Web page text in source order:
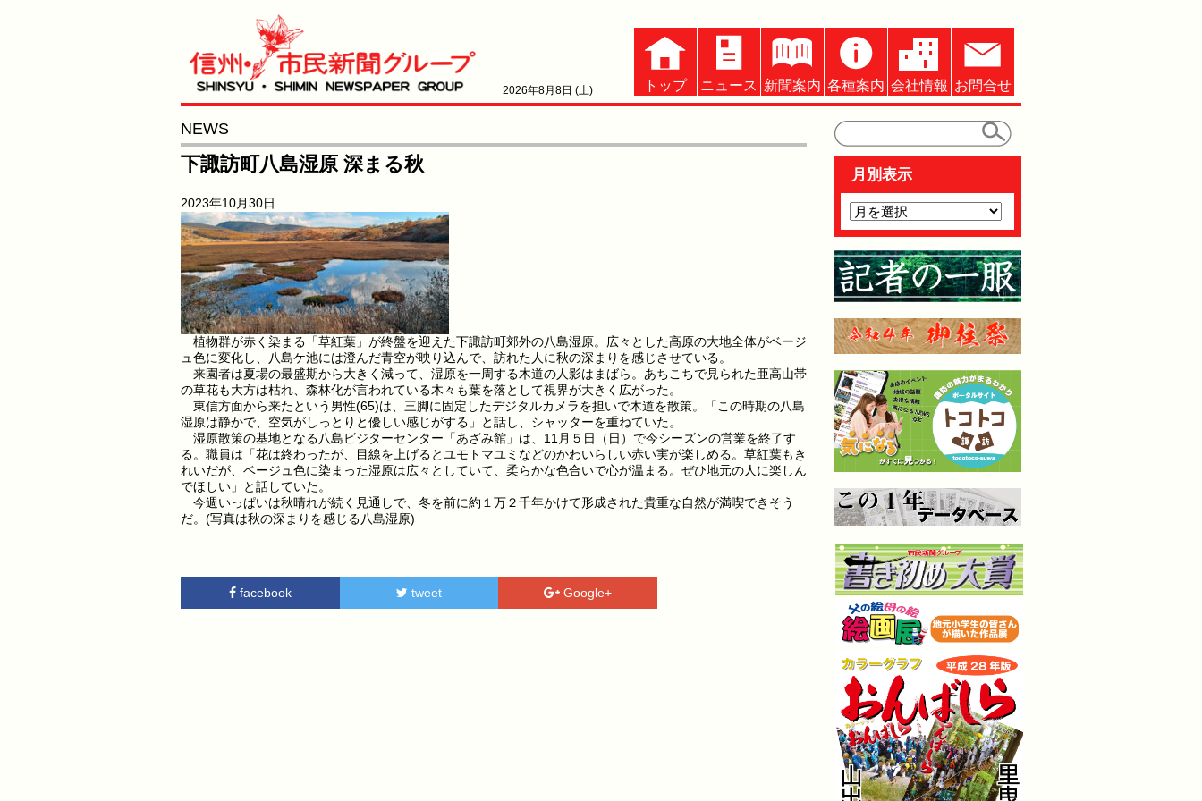
2026年8月8日 (土) トップ ニュース 新聞案内 各種案内 会社情報 お問合せ
NEWS
下諏訪町八島湿原 深まる秋
2023年10月30日
植物群が赤く染まる「草紅葉」が終盤を迎えた下諏訪町郊外の八島湿原。広々とした高原の大地全体がベージ
ュ色に変化し、八島ケ池には澄んだ青空が映り込んで、訪れた人に秋の深まりを感じさせている。
来園者は夏場の最盛期から大きく減って、湿原を一周する木道の人影はまばら。あちこちで見られた亜高山帯
の草花も大方は枯れ、森林化が言われている木々も葉を落として視界が大きく広がった。
東信方面から来たという男性(65)は、三脚に固定したデジタルカメラを担いで木道を散策。「この時期の八島
湿原は静かで、空気がしっとりと優しい感じがする」と話し、シャッターを重ねていた。
湿原散策の基地となる八島ビジターセンター「あざみ館」は、11月５日（日）で今シーズンの営業を終了す
る。職員は「花は終わったが、目線を上げるとユモトマユミなどのかわいらしい赤い実が楽しめる。草紅葉もき
れいだが、ベージュ色に染まった湿原は広々としていて、柔らかな色合いで心が温まる。ぜひ地元の人に楽しん
でほしい」と話していた。
今週いっぱいは秋晴れが続く見通しで、冬を前に約１万２千年かけて形成された貴重な自然が満喫できそう
だ。(写真は秋の深まりを感じる八島湿原)
facebook tweet Google+
月別表示